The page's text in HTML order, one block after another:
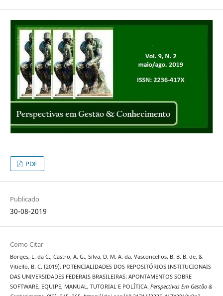
PDF
Publicado
30-08-2019
Como Citar
Borges, L. da C., Castro, A. G., Silva, D. M. A. da, Vasconcellos, B. B. B. de, &
Vitiello, B. C. (2019). POTENCIALIDADES DOS REPOSITÓRIOS INSTITUCIONAIS
DAS UNIVERSIDADES FEDERAIS BRASILEIRAS: APONTAMENTOS SOBRE
SOFTWARE, EQUIPE, MANUAL, TUTORIAL E POLÍTICA. Perspectivas Em Gestão &